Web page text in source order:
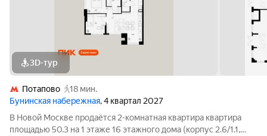
3D-тур
Потапово
18 мин.
Бунинская набережная, 4 квартал 2027
В Новой Москве продаётся 2-комнатная квартира квартира
площадью 50.3 на 1 этаже 16 этажного дома (корпус 2.6/1.1,